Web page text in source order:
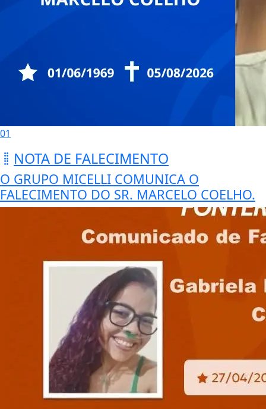
01
NOTA DE FALECIMENTO
O GRUPO MICELLI COMUNICA O
FALECIMENTO DO SR. MARCELO COELHO.